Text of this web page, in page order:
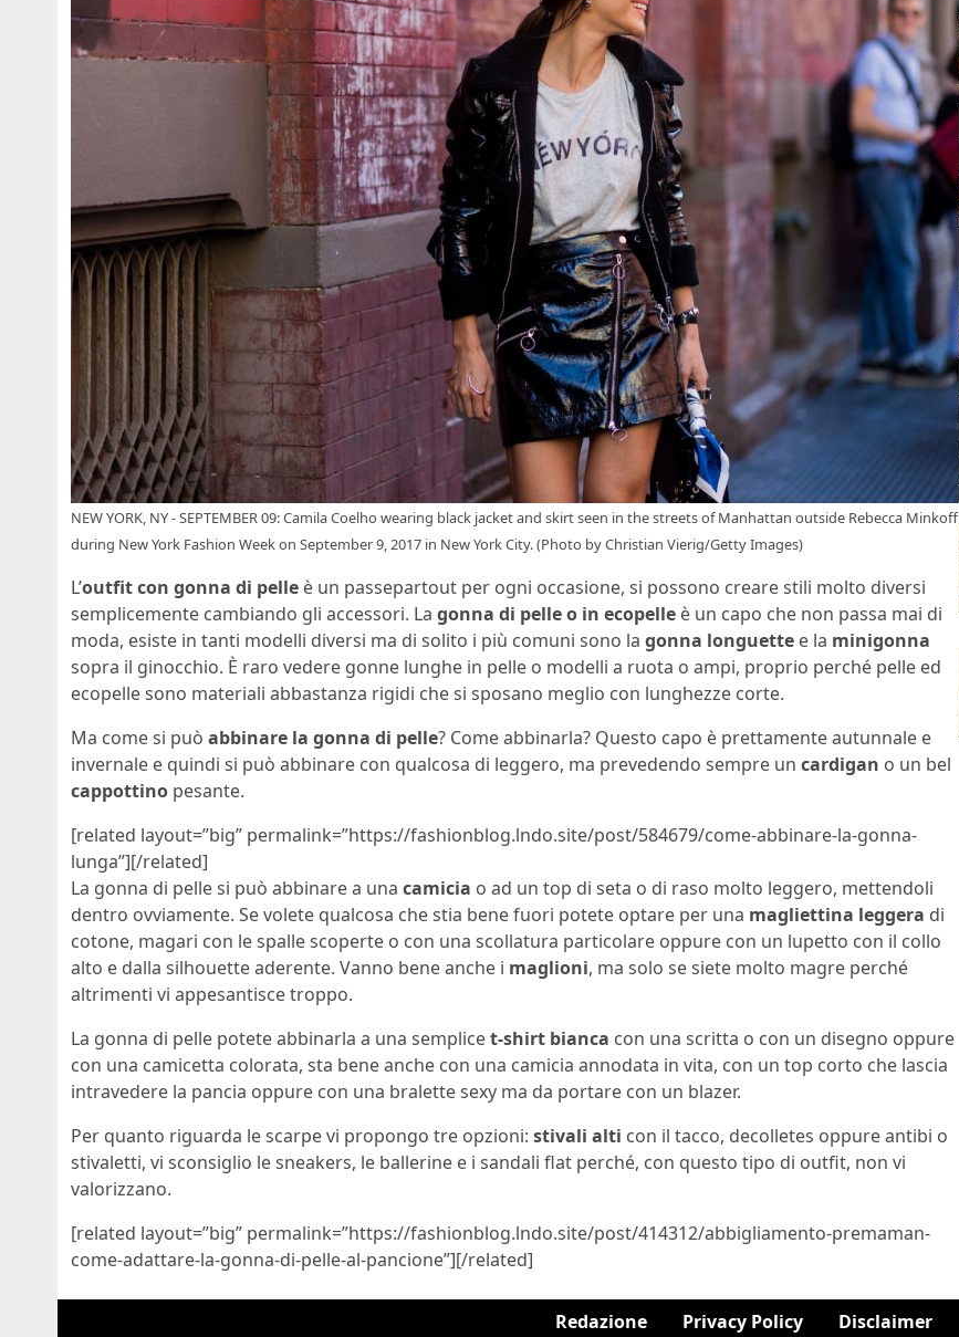
NEW YORK, NY - SEPTEMBER 09: Camila Coelho wearing black jacket and skirt seen in the streets of Manhattan outside Rebecca Minkoff
during New York Fashion Week on September 9, 2017 in New York City. (Photo by Christian Vierig/Getty Images)
L’outfit con gonna di pelle è un passepartout per ogni occasione, si possono creare stili molto diversi
semplicemente cambiando gli accessori. La gonna di pelle o in ecopelle è un capo che non passa mai di
moda, esiste in tanti modelli diversi ma di solito i più comuni sono la gonna longuette e la minigonna
sopra il ginocchio. È raro vedere gonne lunghe in pelle o modelli a ruota o ampi, proprio perché pelle ed
ecopelle sono materiali abbastanza rigidi che si sposano meglio con lunghezze corte.
Ma come si può abbinare la gonna di pelle? Come abbinarla? Questo capo è prettamente autunnale e
invernale e quindi si può abbinare con qualcosa di leggero, ma prevedendo sempre un cardigan o un bel
cappottino pesante.
[related layout=”big” permalink=”https://fashionblog.lndo.site/post/584679/come-abbinare-la-gonna-
lunga”][/related]
La gonna di pelle si può abbinare a una camicia o ad un top di seta o di raso molto leggero, mettendoli
dentro ovviamente. Se volete qualcosa che stia bene fuori potete optare per una magliettina leggera di
cotone, magari con le spalle scoperte o con una scollatura particolare oppure con un lupetto con il collo
alto e dalla silhouette aderente. Vanno bene anche i maglioni, ma solo se siete molto magre perché
altrimenti vi appesantisce troppo.
La gonna di pelle potete abbinarla a una semplicet-shirt bianca con una scritta o con un disegno oppure
con una camicetta colorata, sta bene anche con una camicia annodata in vita, con un top corto che lascia
intravedere la pancia oppure con una bralette sexy ma da portare con un blazer.
Per quanto riguarda le scarpe vi propongo tre opzioni: stivali alti con il tacco, decolletes oppure antibi o
stivaletti, vi sconsiglio le sneakers, le ballerine e i sandali flat perché, con questo tipo di outfit, non vi
valorizzano.
[related layout=”big” permalink=”https://fashionblog.lndo.site/post/414312/abbigliamento-premaman-
come-adattare-la-gonna-di-pelle-al-pancione”][/related]
Redazione Privacy Policy Disclaimer